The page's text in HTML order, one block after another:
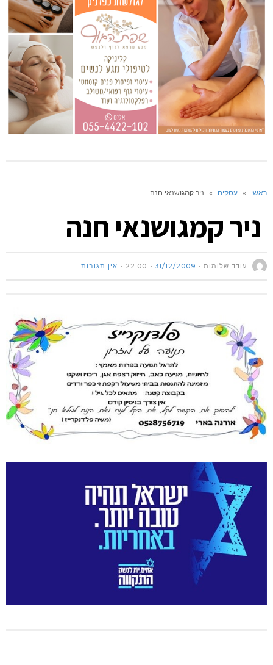
ראשי » עסקים » ניר קמגושנאי חנה
ניר קמגושנאי חנה
עודד שלומות 31/12/2009
22:00 אין תגובות